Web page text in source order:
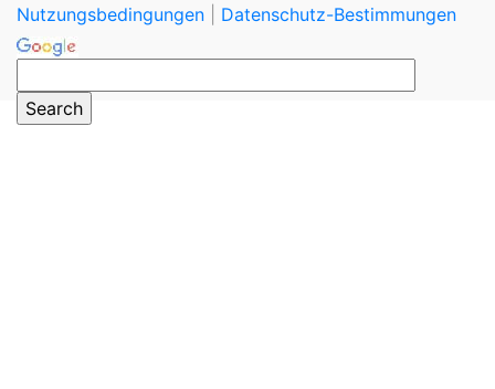
Nutzungsbedingungen
Datenschutz-Bestimmungen